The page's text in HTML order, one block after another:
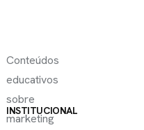
INSTITUCIONAL
Conteúdos
educativos
sobre
marketing